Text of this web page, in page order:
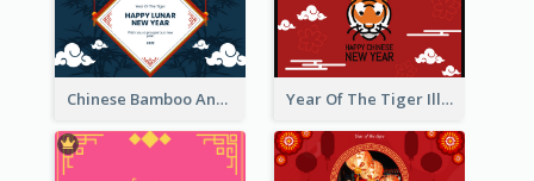
Chinese Bamboo And Lanterns New Year Greeting Card Year Of The Tiger Illustration Chinese New Year Greeting Card